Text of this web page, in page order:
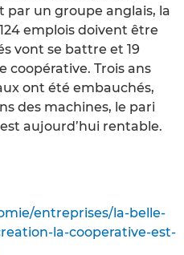
par un groupe anglais, la
emplois doivent être
vont se battre et 19
coopérative. Trois ans
ont été embauchés,
des machines, le pari
aujourd’hui rentable.
entreprises/la-belle-
la-cooperative-est-